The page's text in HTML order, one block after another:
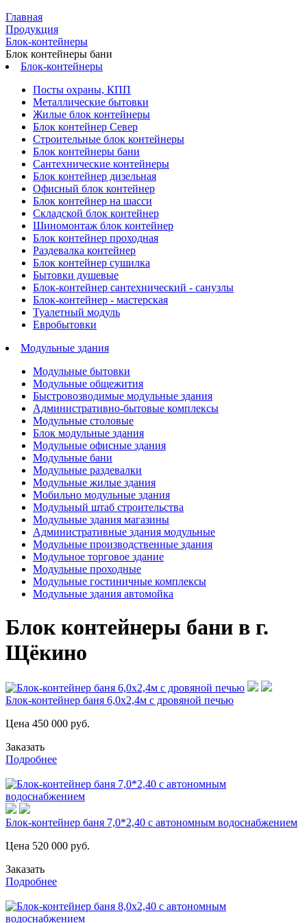
Главная
Продукция
Блок-контейнеры
Блок контейнеры бани
Блок-контейнеры
Посты охраны, КПП
Металлические бытовки
Жилые блок контейнеры
Блок контейнер Север
Строительные блок контейнеры
Блок контейнеры бани
Сантехнические контейнеры
Блок контейнер дизельная
Офисный блок контейнер
Блок контейнер на шасси
Складской блок контейнер
Шиномонтаж блок контейнер
Блок контейнер проходная
Раздевалка контейнер
Блок контейнер сушилка
Бытовки душевые
Блок-контейнер сантехнический - санузлы
Блок-контейнер - мастерская
Туалетный модуль
Евробытовки
Модульные здания
Модульные бытовки
Модульные общежития
Быстровозводимые модульные здания
Административно-бытовые комплексы
Модульные столовые
Блок модульные здания
Модульные офисные здания
Модульные бани
Модульные раздевалки
Модульные жилые здания
Мобильно модульные здания
Модульный штаб строительства
Модульные здания магазины
Административные здания модульные
Модульные производственные здания
Модульное торговое здание
Модульные проходные
Модульные гостиничные комплексы
Модульные здания автомойка
Блок контейнеры бани в г.
Щёкино
Блок-контейнер баня 6,0х2,4м с дровяной печью
Цена 450 000 руб.
Заказать
Подробнее
Блок-контейнер баня 7,0*2,40 с автономным водоснабжением
Цена 520 000 руб.
Заказать
Подробнее